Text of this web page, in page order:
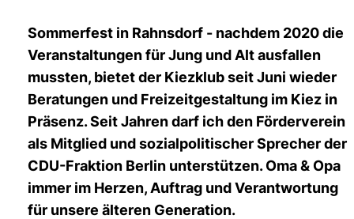
Sommerfest in Rahnsdorf - nachdem 2020 die
Veranstaltungen für Jung und Alt ausfallen
mussten, bietet der Kiezklub seit Juni wieder
Beratungen und Freizeitgestaltung im Kiez in
Präsenz. Seit Jahren darf ich den Förderverein
als Mitglied und sozialpolitischer Sprecher der
CDU-Fraktion Berlin unterstützen. Oma & Opa
immer im Herzen, Auftrag und Verantwortung
für unsere älteren Generation.